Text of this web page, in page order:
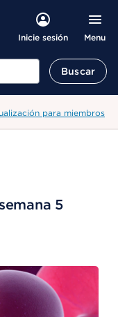
Inicie sesión Menu
Buscar
para miembros
5